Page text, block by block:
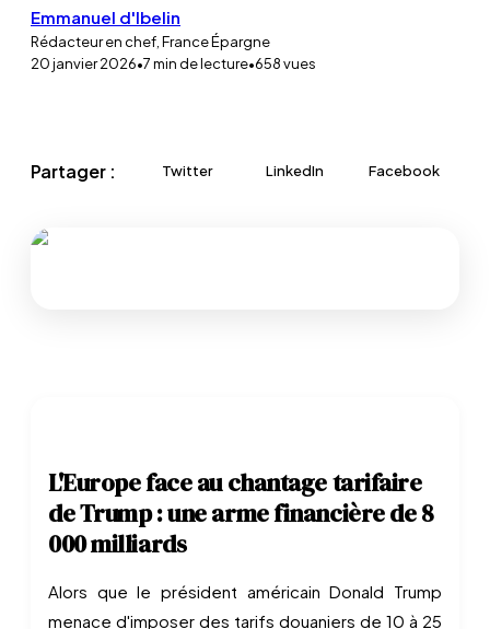
Emmanuel d'Ibelin
Rédacteur en chef, France Épargne
20 janvier 2026•7min de lecture•658vues
Partager : Twitter LinkedIn Facebook
L'Europe face au chantage tarifaire
de Trump : une arme financière de 8
000 milliards
Alors que le président américain Donald Trump
menace d'imposer des tarifs douaniers de 10 à 25